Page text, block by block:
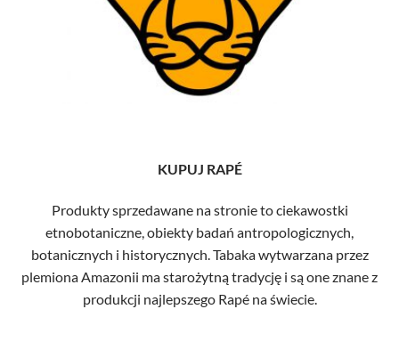
KUPUJ RAPÉ
Produkty sprzedawane na stronie to ciekawostki
etnobotaniczne, obiekty badań antropologicznych,
botanicznych i historycznych. Tabaka wytwarzana przez
plemiona Amazonii ma starożytną tradycję i są one znane z
produkcji najlepszego Rapé na świecie.